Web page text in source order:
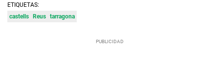
ETIQUETAS:
castells
Reus tarragona